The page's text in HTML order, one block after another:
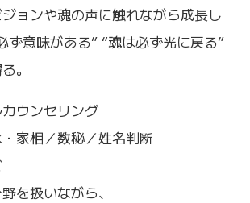
ョンや魂の声に触れながら成長し
ず意味がある” “魂は必ず光に戻る”
。
ウンセリング
家相／数秘／姓名判断
を扱いながら、